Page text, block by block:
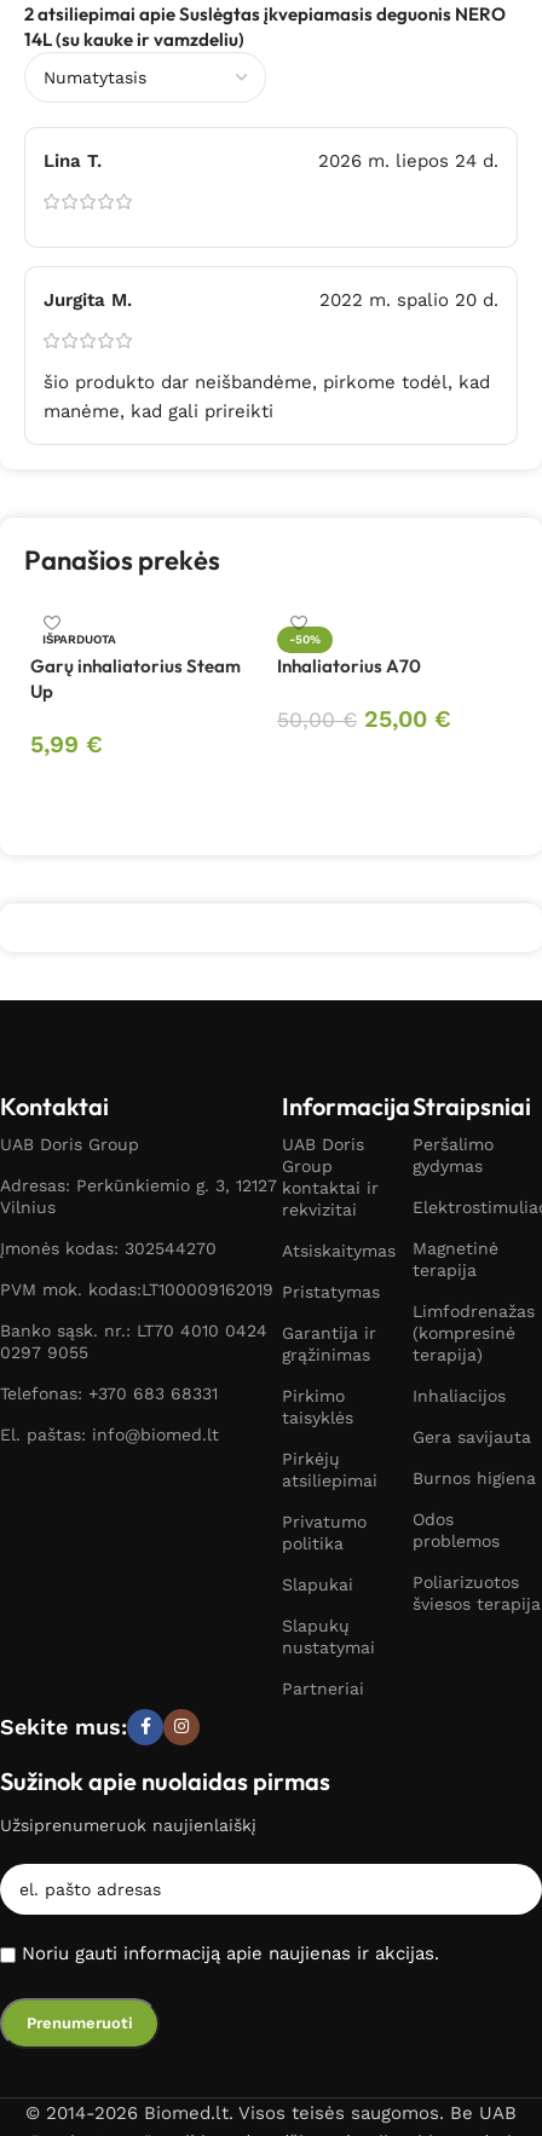
2 atsiliepimai apieSuslėgtas įkvepiamasis deguonis NERO
14L (su kauke ir vamzdeliu)
Lina T. 2026 m. liepos 24 d.
Jurgita M. 2022 m. spalio 20 d.
šio produkto dar neišbandėme, pirkome todėl, kad
manėme, kad gali prireikti
Panašios prekės
IŠPARDUOTA
Garų inhaliatorius Steam
Up
5,99 €
-50%
Inhaliatorius A70
50,00€ 25,00 €
Kontaktai
UAB Doris Group
Adresas: Perkūnkiemio g. 3, 12127
Vilnius
Įmonės kodas: 302544270
PVM mok. kodas:LT100009162019
Banko sąsk. nr.: LT70 4010 0424
0297 9055
Telefonas: +370 683 68331
El. paštas: info@biomed.lt
Informacija
UAB Doris
Group
kontaktai ir
rekvizitai
Atsiskaitymas
Pristatymas
Garantija ir
grąžinimas
Pirkimo
taisyklės
Pirkėjų
atsiliepimai
Privatumo
politika
Slapukai
Slapukų
nustatymai
Partneriai
Straipsniai
Peršalimo
gydymas
Magnetinė
terapija
Limfodrenažas
(kompresinė
terapija)
Inhaliacijos
Gera savijauta
Burnos higiena
Odos
problemos
Poliarizuotos
šviesos terapija
Sekite mus:
Sužinok apie nuolaidas pirmas
Užsiprenumeruok naujienlaiškį
Noriu gauti informaciją apie naujienas ir akcijas.
© 2014-2026 Biomed.lt. Visos teisės saugomos. Be UAB